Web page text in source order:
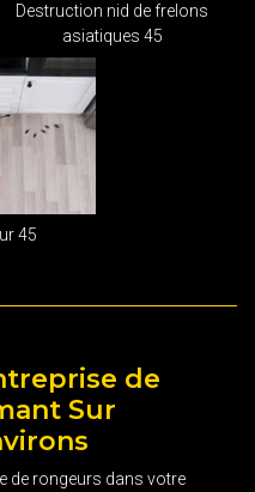
Destruction nid de frelons
asiatiques 45
45
de
Sur
de rongeurs dans votre